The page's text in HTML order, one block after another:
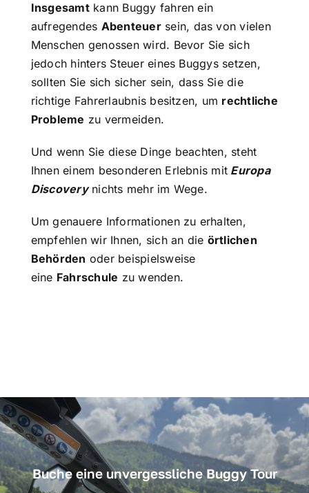
Insgesamtkann Buggy fahren ein
aufregendes Abenteuersein, das von vielen
Menschen genossen wird. Bevor Sie sich
jedoch hinters Steuer eines Buggys setzen,
sollten Sie sich sicher sein, dass Sie die
richtige Fahrerlaubnis besitzen, um rechtliche
Probleme zu vermeiden.
Und wenn Sie diese Dinge beachten, steht
Ihnen einem besonderen Erlebnis mit Europa
Discoverynichts mehr im Wege.
Um genauere Informationen zu erhalten,
empfehlen wir Ihnen, sich an die örtlichen
Behörden oder beispielsweise
eine Fahrschule zu wenden.
Buche eine unvergessliche Buggy Tour